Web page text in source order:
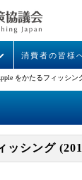
イベント
月次報告書
消費者の皆様
ッシングの報告
THINK.
運営委員紹介
をかたるフィッシン
ッシング